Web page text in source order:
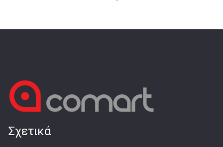
Σχετικά